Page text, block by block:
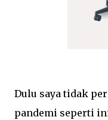
Dulu saya tidak
pandemi seperti